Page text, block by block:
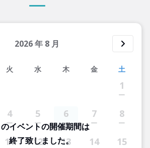
2026年 8 月
火 水 木 金 土
1
4 5 6 7 8
11 12 13 14 15
イベントの開催期間は
終了致しました。